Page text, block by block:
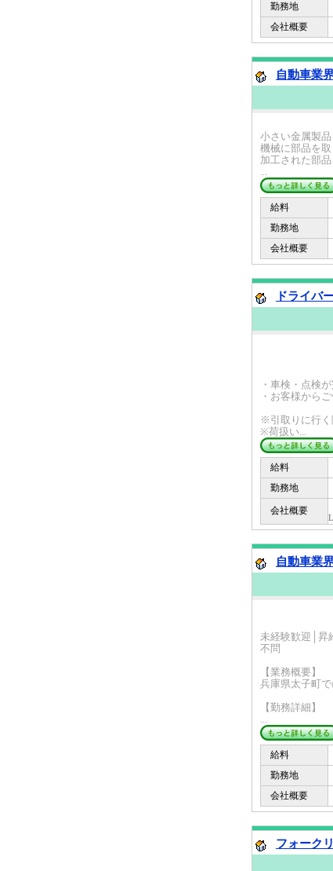
勤務地
会社概要
自動車業
小さい金属製
機械に部品を取
加工された部
...
給料
勤務地
会社概要
ドライバ
・車検・点検
・お客様から
※引取りに行く
※荷扱い...
給料
勤務地
会社概要
自動車業
未経験歓迎│昇
不問
【業務概要】
兵庫県太子町
【勤務詳細】
...
給料
勤務地
会社概要
フォーク